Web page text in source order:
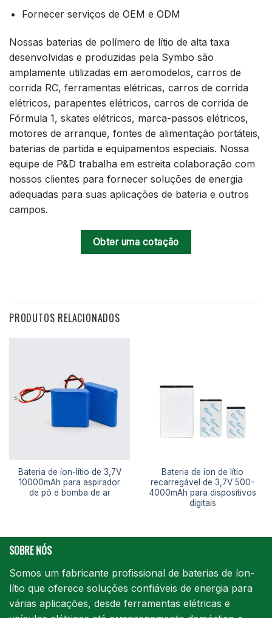
Fornecer serviços de OEM e ODM
Nossas baterias de polímero de lítio de alta taxa
desenvolvidas e produzidas pela Symbo são
amplamente utilizadas em aeromodelos, carros de
corrida RC, ferramentas elétricas, carros de corrida
elétricos, parapentes elétricos, carros de corrida de
Fórmula 1, skates elétricos, marca-passos elétricos,
motores de arranque, fontes de alimentação portáteis,
baterias de partida e equipamentos especiais. Nossa
equipe de P&D trabalha em estreita colaboração com
nossos clientes para fornecer soluções de energia
adequadas para suas aplicações de bateria e outros
campos.
Obter uma cotação
PRODUTOS RELACIONADOS
Bateria de íon-lítio de 3,7V
10000mAh para aspirador
de pó e bomba de ar
Bateria de íon de lítio
recarregável de 3,7V 500-
4000mAh para dispositivos
digitais
SOBRE NÓS
Somos um fabricante profissional de baterias de íon-
lítio que oferece soluções confiáveis de energia para
várias aplicações, desde ferramentas elétricas e